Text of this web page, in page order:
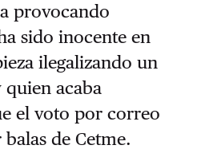
provocando
sido inocente en
ilegalizando un
acaba
el voto por correo
de Cetme.